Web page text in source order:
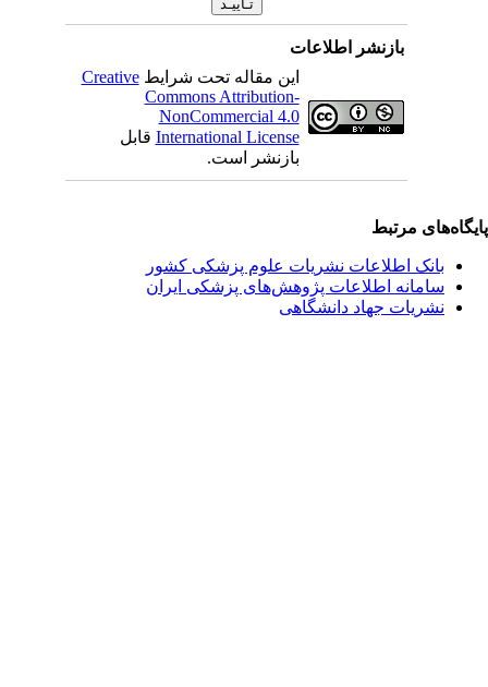
بازنشر اطلاعات
این مقاله تحت شرایطCreative
Commons Attribution-
NonCommercial 4.0
International Licenseقابل
بازنشر است.
مرتبط
بانک اطلاعات نشریات علوم پزشکی کشور
سامانه اطلاعات پژوهش‌های پزشکی ایران
نشریات جهاد دانشگاهی